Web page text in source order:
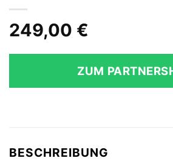
249,00 €
ZUM
BESCHREIBUNG